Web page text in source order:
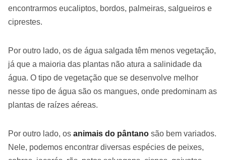
encontrarmos eucaliptos, bordos, palmeiras, salgueiros e
ciprestes.
Por outro lado, os de água salgada têm menos vegetação,
já que a maioria das plantas não atura a salinidade da
água. O tipo de vegetação que se desenvolve melhor
nesse tipo de água são os mangues, onde predominam as
plantas de raízes aéreas.
Por outro lado, os animais do pântano são bem variados.
Nele, podemos encontrar diversas espécies de peixes,